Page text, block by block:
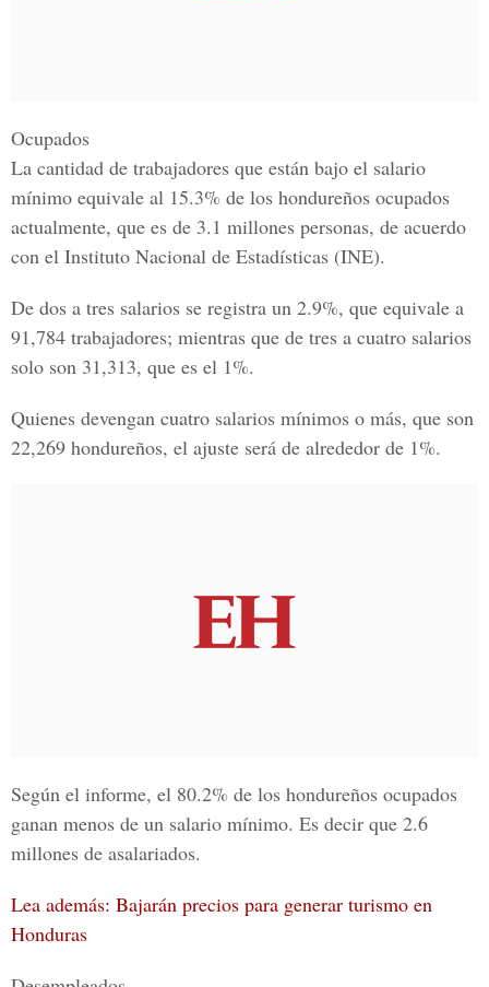
Ocupados
La cantidad de trabajadores que están bajo el salario
mínimo equivale al 15.3% de los hondureños ocupados
actualmente, que es de 3.1 millones personas, de acuerdo
con el Instituto Nacional de Estadísticas (INE).
De dos a tres salarios se registra un 2.9%, que equivale a
91,784 trabajadores; mientras que de tres a cuatro salarios
solo son 31,313, que es el 1%.
Quienes devengan cuatro salarios mínimos o más, que son
22,269 hondureños, el ajuste será de alrededor de 1%.
Según el informe, el 80.2% de los hondureños ocupados
ganan menos de un salario mínimo. Es decir que 2.6
millones de asalariados.
Lea además: Bajarán precios para generar turismo en
Honduras